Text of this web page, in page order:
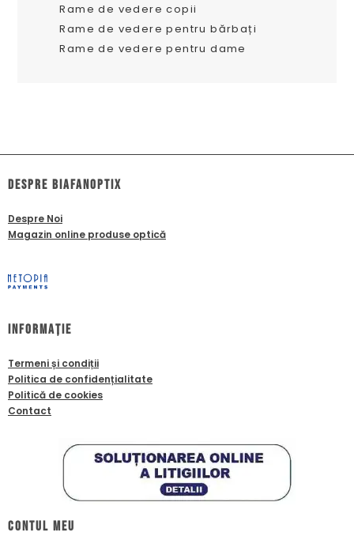
Rame de vedere copii
Rame de vedere pentru bărbați
Rame de vedere pentru dame
dESPRE biafanoptix
Despre Noi
Magazin online produse optică
Informație
Termeni și condiții
Politica de confidențialitate
Politică de cookies
Contact
Contul meu